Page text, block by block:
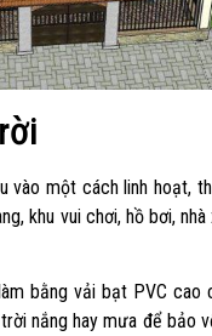
một cách linh hoạt,
khu vui chơi, hồ bơi,
bằng vải bạt PVC cao
nắng hay mưa để bảo